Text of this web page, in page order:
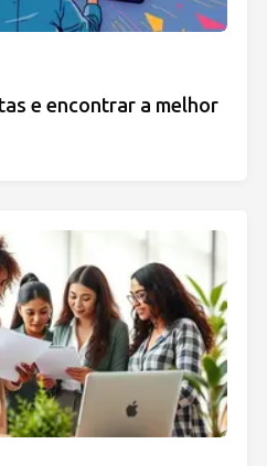
e encontrar a melhor